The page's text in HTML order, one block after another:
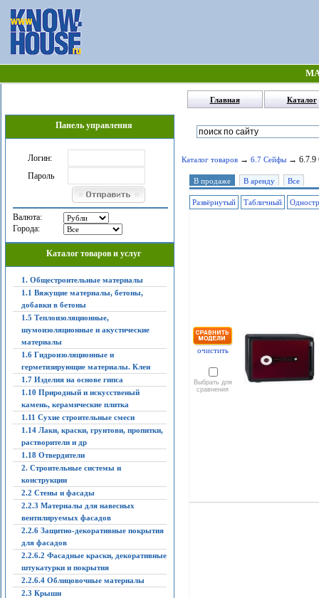
Главная Каталог
Панель управления
Логин:
Пароль
Валюта:
Города:
Каталог товаров и услуг
1. Общестроительные материалы
1.1 Вяжущие материалы, бетоны,
добавки в бетоны
1.5 Теплоизоляционные,
шумоизоляционные и акустические
материалы
1.6 Гидроизоляционные и
герметизирующие материалы. Клеи
1.7 Изделия на основе гипса
1.10 Природный и искусственый
камень, керамические плитка
1.11 Сухие строительные смеси
1.14 Лаки, краски, грунтови, пропитки,
растворители и др
1.18 Отвердители
2. Строительные системы и
конструкции
2.2 Стены и фасады
2.2.3 Материалы для навесных
вентилируемых фасадов
2.2.6 Защитно-декоративные покрытия
для фасадов
2.2.6.2 Фасадные краски, декоративные
штукатурки и покрытия
2.2.6.4 Облицовочные материалы
2.3 Крыши
Каталог товаров→ 6.7 Сейфы→ 6.7.9
В продаже В аренду Все
Развёрнутый Табличный
очистить
Выбрать для
сравнения